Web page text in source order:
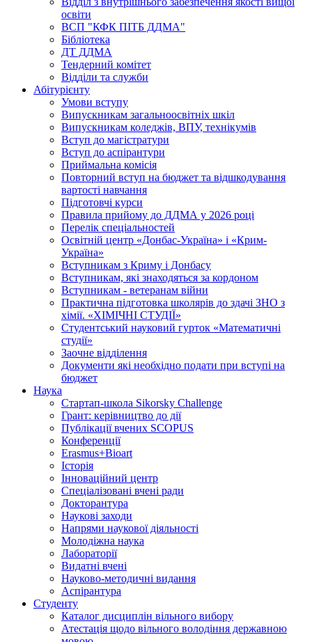
освіти
ВСП "КФК ПІТБ ДДМА"
Бібліотека
ДТ ДДМА
Тендерний комітет
Відділи та служби
Абітурієнту
Умови вступу
Випускникам загальноосвітніх шкіл
Випускникам коледжів, ВПУ, технікумів
Вступ до магістратури
Вступ до аспірантури
Приймальна комісія
Повторний вступ на бюджет та відшкодування
вартості навчання
Підготовчі курси
Правила прийому до ДДМА у 2026 році
Перелік спеціальностей
Освітній центр «Донбас-Україна» і «Крим-
Україна»
Вступникам з Криму і Донбасу
Вступникам, які знаходяться за кордоном
Вступникам - ветеранам війни
Практична підготовка школярів до здачі ЗНО з
хімії. «ХІМІЧНІ СТУДІЇ»
Студентський науковий гурток «Математичні
студії»
Заочне відділення
Документи які необхідно подати при вступі на
бюджет
Наука
Стартап-школа Sikorsky Challenge
Грант: керівництво до дії
Публікації вчених SCOPUS
Конференції
Erasmus+Bioart
Історія
Інноваційний центр
Спеціалізовані вчені ради
Докторантура
Наукові заходи
Напрями наукової діяльності
Молодіжна наука
Лабораторії
Видатні вчені
Науково-методичні видання
Аспірантура
Студенту
Каталог дисциплін вільного вибору
Атестація щодо вільного володіння державною